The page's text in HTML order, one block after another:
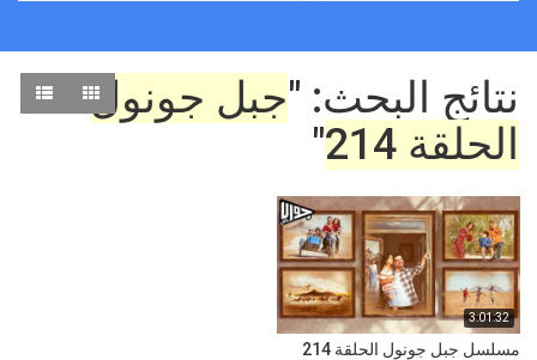
نتائج البحث: "جبل جونول
الحلقة 214
"
3:01:32
مسلسل جبل جونول الحلقة 214